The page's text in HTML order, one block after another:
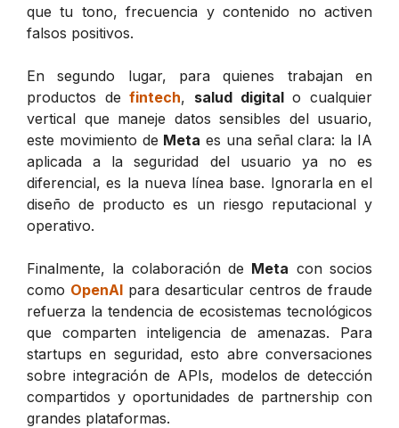
que tu tono, frecuencia y contenido no activen
falsos positivos.
En segundo lugar, para quienes trabajan en
productos defintech, salud digitalo cualquier
vertical que maneje datos sensibles del usuario,
este movimiento de Meta es una señal clara: la IA
aplicada a la seguridad del usuario ya no es
diferencial, es la nueva línea base. Ignorarla en el
diseño de producto es un riesgo reputacional y
operativo.
Finalmente, la colaboración de Meta con socios
como OpenAI para desarticular centros de fraude
refuerza la tendencia de ecosistemas tecnológicos
que comparten inteligencia de amenazas. Para
startups en seguridad, esto abre conversaciones
sobre integración de APIs, modelos de detección
compartidos y oportunidades de partnership con
grandes plataformas.